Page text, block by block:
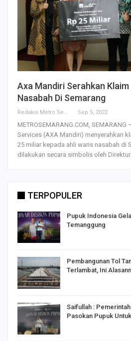
Axa Mandiri Serahkan Klaim
Nasabah Di Semarang
Redaksi Metro Semarang Sep 5, 2022
METROSEMARANG.COM,
Services (AXA Mandiri) menyerahkan
25 miliar kepada ahli waris nasabah di
dilakukan secara simbolis oleh Direktur…
TERPOPULER
Pupuk Indonesia
Temanggung
Pembangunan Tol
Terlambat, Ini
Saifullah :
Pasokan Pupuk